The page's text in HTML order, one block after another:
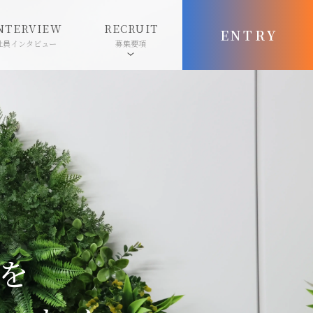
員インタビュー
RECRUIT
募集要項 ENTRY